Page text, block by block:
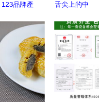
123品牌產
家及供應商
全覽 聚焦
北京食界風
尚國際餐飲
管理有限責
舌尖上的中
鄉市豫味香
餐飲管理服
心鑄就餐飲
管理新標桿